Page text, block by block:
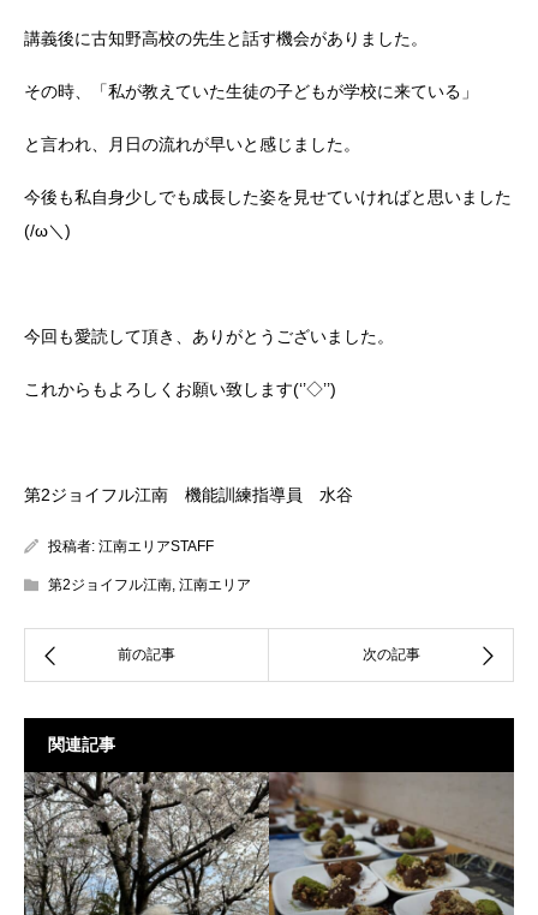
講義後に古知野高校の先生と話す機会がありました。
その時、「私が教えていた生徒の子どもが学校に来ている」
と言われ、月日の流れが早いと感じました。
今後も私自身少しでも成長した姿を見せていければと思いました
(/ω＼)
今回も愛読して頂き、ありがとうございました。
これからもよろしくお願い致します(‘’◇’’)ゞ
第2ジョイフル江南 機能訓練指導員 水谷
投稿者: 江南エリアSTAFF
第2ジョイフル江南, 江南エリア
関連記事